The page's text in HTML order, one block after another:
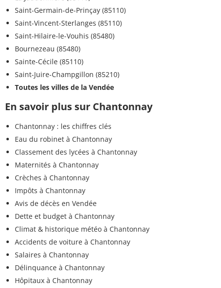
Saint-Germain-de-Prinçay (85110)
Saint-Vincent-Sterlanges (85110)
Saint-Hilaire-le-Vouhis (85480)
Bournezeau (85480)
Sainte-Cécile (85110)
Saint-Juire-Champgillon (85210)
Toutes les villes de la Vendée
En savoir plus sur Chantonnay
Chantonnay : les chiffres clés
Eau du robinet à Chantonnay
Classement des lycées à Chantonnay
Maternités à Chantonnay
Crèches à Chantonnay
Impôts à Chantonnay
Avis de décès en Vendée
Dette et budget à Chantonnay
Climat & historique météo à Chantonnay
Accidents de voiture à Chantonnay
Salaires à Chantonnay
Délinquance à Chantonnay
Hôpitaux à Chantonnay